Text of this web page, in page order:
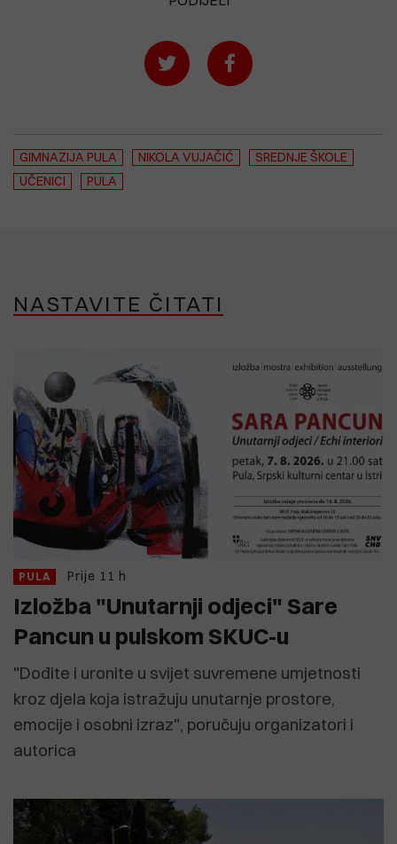
GIMNAZIJA PULA NIKOLA VUJAČIĆ
SREDNJE ŠKOLE
UČENICI
PULA
NASTAVITE ČITATI
PULA Prije 11 h
Izložba "Unutarnji odjeci" Sare
Pancun u pulskom SKUC-u
"Dođite i uronite u svijet suvremene umjetnosti
kroz djela koja istražuju unutarnje prostore,
emocije i osobni izraz", poručuju organizatori i
autorica